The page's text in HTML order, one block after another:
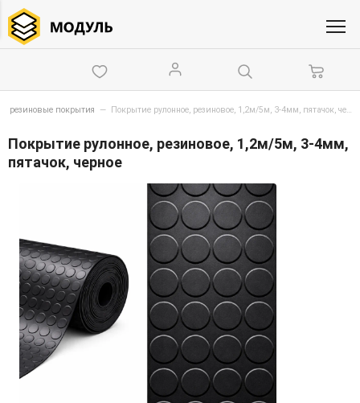
резиновые покрытия — Покрытие рулонное, резиновое, 1,2м/5м, 3-4мм, пятачок, черное
Покрытие рулонное, резиновое, 1,2м/5м, 3-4мм,
пятачок, черное